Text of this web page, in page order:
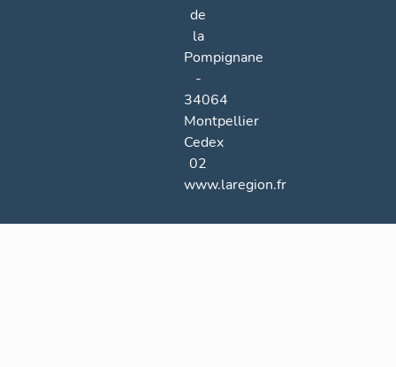
de
la
Pompignane
-
34064
Montpellier
Cedex
02
www.laregion.fr